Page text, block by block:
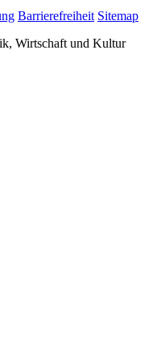
Barrierefreiheit Sitemap
Wirtschaft und Kultur